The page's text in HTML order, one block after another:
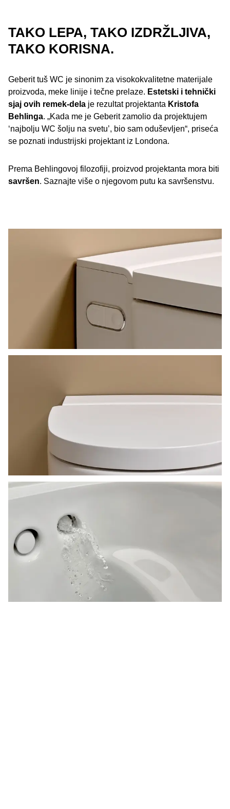
TAKO LEPA, TAKO IZDRŽLJIVA,
TAKO KORISNA.
Geberit tuš WC je sinonim za visokokvalitetne materijale
proizvoda, meke linije i tečne prelaze. Estetski i tehnički
sjaj ovih remek-dela je rezultat projektanta Kristofa
Behlinga. „Kada me je Geberit zamolio da projektujem
‘najbolju WC šolju na svetu’, bio sam oduševljen“, priseća
se poznati industrijski projektant iz Londona.
Prema Behlingovoj filozofiji, proizvod projektanta mora biti
savršen. Saznajte više o njegovom putu ka savršenstvu.